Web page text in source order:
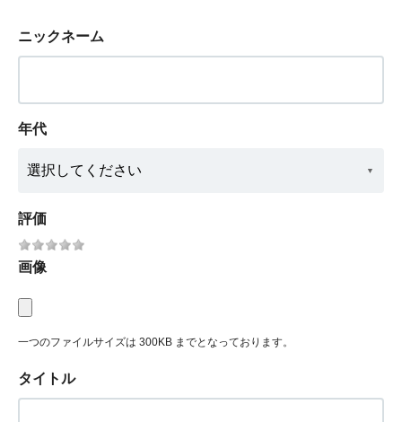
ニックネーム
年代
評価
画像
一つのファイルサイズは 300KB までとなっております。
タイトル